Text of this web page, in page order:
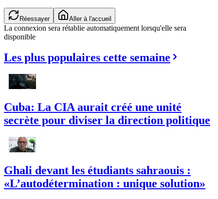
Réessayer Aller à l'accueil
La connexion sera rétablie automatiquement lorsqu'elle sera
disponible
Les plus populaires cette semaine
Cuba: La CIA aurait créé une unité
secrète pour diviser la direction politique
Ghali devant les étudiants sahraouis :
«L’autodétermination : unique solution»